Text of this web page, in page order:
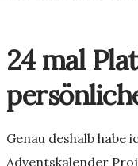
24 mal
Genau deshalb habe
Adventskalender